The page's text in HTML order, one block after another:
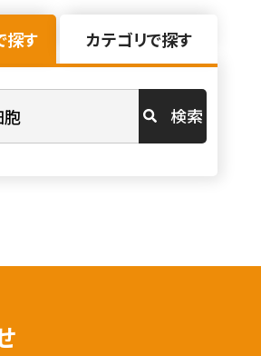
探す カテゴリで探す
検索